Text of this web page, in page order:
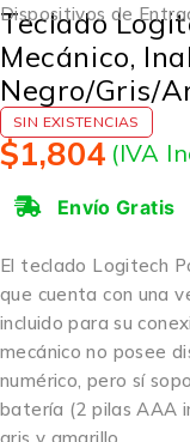
Dispositivos de
Teclado
Mecánico,
Negro/Gris/
SIN EXISTENCIAS
$1,804 (IVA
Envío Gratis
El teclado Logitech
que cuenta con una
incluido para su
mecánico no posee
numérico, pero sí
batería (2 pilas AAA